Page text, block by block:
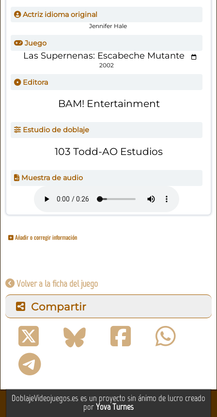
Actriz idioma original
Jennifer Hale
Juego
Las Supernenas: Escabeche Mutante
2002
Editora
BAM! Entertainment
Estudio de doblaje
103 Todd-AO Estudios
Muestra de audio
Añadir o corregir información
Volver a la ficha del juego
Compartir
DoblajeVideojuegos.es es un proyecto sin ánimo de lucro creado
porYova Turnes